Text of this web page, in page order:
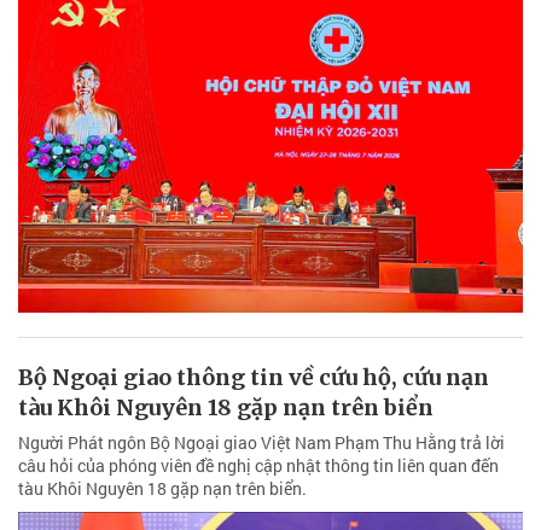
Bộ Ngoại giao thông tin về cứu hộ, cứu nạn
tàu Khôi Nguyên 18 gặp nạn trên biển
Người Phát ngôn Bộ Ngoại giao Việt Nam Phạm Thu Hằng trả lời
câu hỏi của phóng viên đề nghị cập nhật thông tin liên quan đến
tàu Khôi Nguyên 18 gặp nạn trên biển.